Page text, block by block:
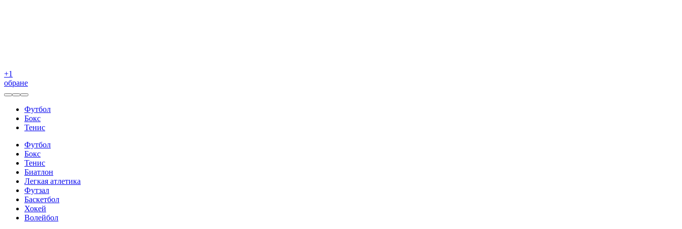
+1
обране
Футбол
Бокс
Тенис
Футбол
Бокс
Тенис
Биатлон
Легкая атлетика
Футзал
Баскетбол
Хокей
Волейбол